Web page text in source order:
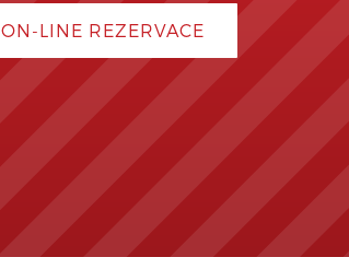
ON-LINE REZERVACE